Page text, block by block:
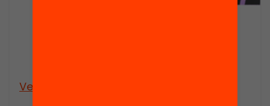
Veure’n més